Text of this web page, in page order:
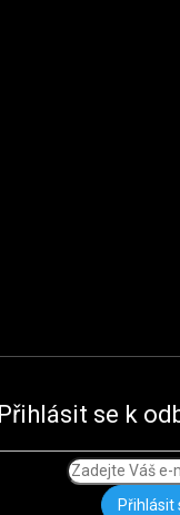
Přihlásit se k
Přihlásit